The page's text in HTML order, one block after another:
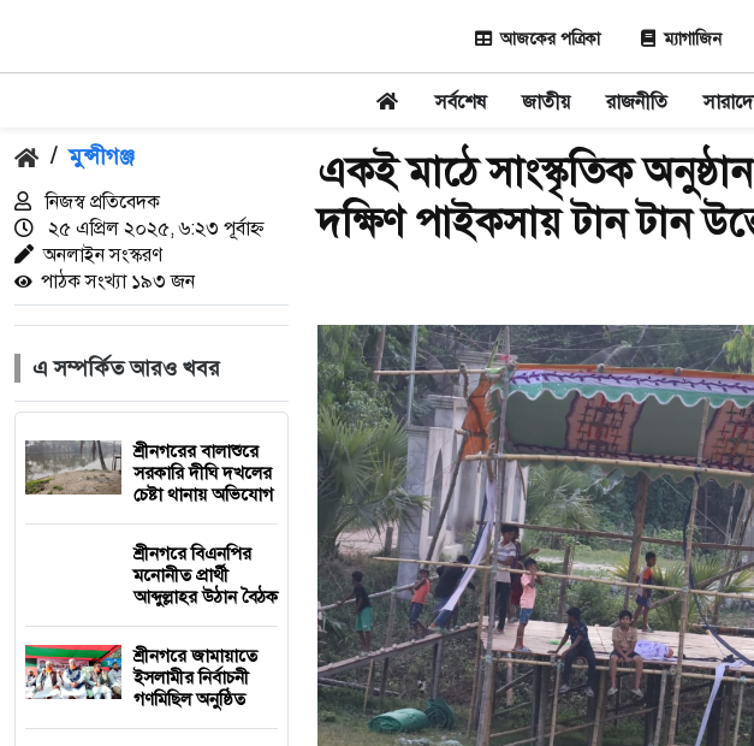
আজকের পত্রিকা ম্যাগাজিন
সর্বশেষ জাতীয় রাজনীতি
/ মুন্সীগঞ্জ
নিজস্ব প্রতিবেদক
২৫ এপ্রিল ২০২৫, ৬:২৩ পূর্বাহ্ন
অনলাইন সংস্করণ
পাঠক সংখ্যা ১৯৩ জন
এ সম্পর্কিত আরও খবর
শ্রীনগরের বালাশুরে
সরকারি দীঘি দখলের
চেষ্টা থানায় অভিযোগ
শ্রীনগরে বিএনপির
মনোনীত প্রার্থী
আব্দুল্লাহর উঠান বৈঠক
শ্রীনগরে জামায়াতে
ইসলামীর নির্বাচনী
গণমিছিল অনুষ্ঠিত
একই মাঠে সাংস্কৃতিক
দক্ষিণ পাইকসায় টান টান